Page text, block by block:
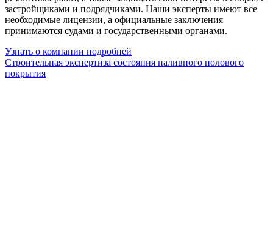
застройщиками и подрядчиками. Наши эксперты имеют все
необходимые лицензии, а официальные заключения
принимаются судами и государственными органами.
Узнать о компании подробней
Строительная экспертиза состояния наливного полового
покрытия